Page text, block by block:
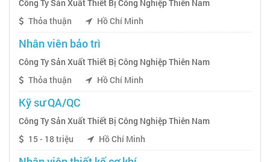
Công Ty Sản Xuất Thiết Bị Công Nghiệp Thiên Nam
Thỏa thuận
Hồ Chí Minh
Nhân viên bảo trì
Công Ty Sản Xuất Thiết Bị Công Nghiệp Thiên Nam
Thỏa thuận
Hồ Chí Minh
Kỹ sư QA/QC
Công Ty Sản Xuất Thiết Bị Công Nghiệp Thiên Nam
15 - 18 triệu
Hồ Chí Minh